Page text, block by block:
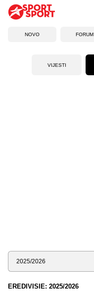
NOVO FORUM
VIJESTI
Sezona
EREDIVISIE: 2025/2026